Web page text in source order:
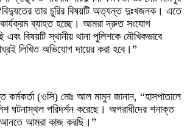
তার চুরির বিষয়টি অত্যন্ত দুঃখজনক। এতে
কার্যক্রম ব্যাহত হচ্ছে। আমরা দ্রুত সংযোগ
এবং বিষয়টি স্থানীয় থানা পুলিশকে মৌখিকভাবে
লিখিত অভিযোগ দায়ের করা হবে।”
কর্মকর্তা (ওসি) মোঃ আল মামুন জানান, “হাসপাতালে
ঘটনাস্থল পরিদর্শন করেছে। অপরাধীদের শনাক্ত
আমরা কাজ করছি।”